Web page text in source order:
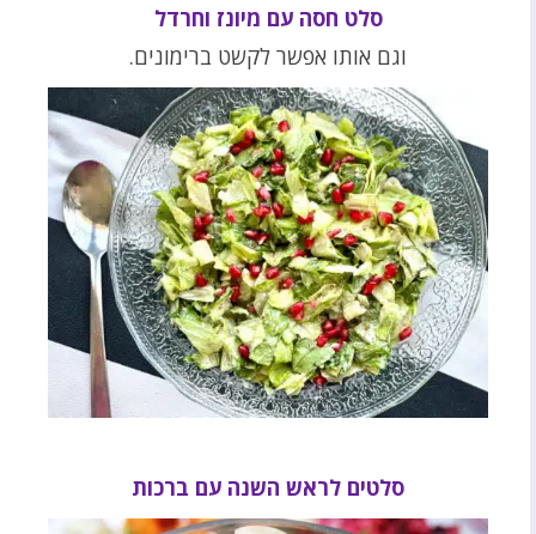
סלט חסה עם מיונז וחרדל
וגם אותו אפשר לקשט ברימונים.
סלטים לראש השנה עם ברכות